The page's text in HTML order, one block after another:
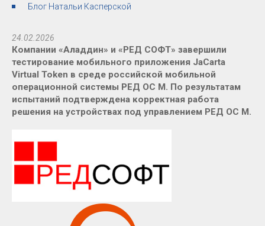
Блог Натальи Касперской
24.02.2026
Компании «Аладдин» и «РЕД СОФТ» завершили
тестирование мобильного приложения JaCarta
Virtual Token в среде российской мобильной
операционной системы РЕД ОС М. По результатам
испытаний подтверждена корректная работа
решения на устройствах под управлением РЕД ОС М.